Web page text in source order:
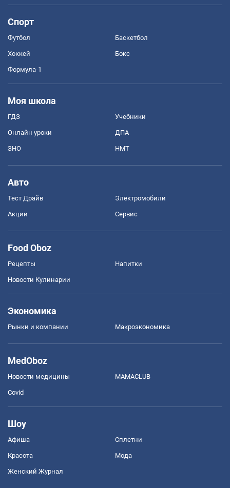
Спорт
Футбол Баскетбол
Хоккей Бокс
Формула-1
Моя школа
ГДЗ Учебники
Онлайн уроки ДПА
ЗНО НМТ
Авто
Тест Драйв Электромобили
Акции Сервис
Food Oboz
Рецепты Напитки
Новости Кулинарии
Экономика
Рынки и компании Mакроэкономика
MedOboz
Новости медицины MAMACLUB
Covid
Шоу
Афиша Сплетни
Красота Мода
Женский Журнал